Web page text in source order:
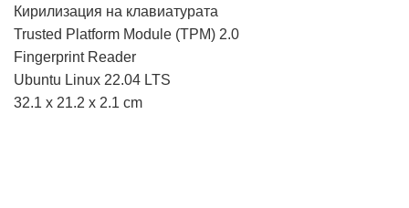
Кирилизация на клавиатурата
Trusted Platform Module (TPM) 2.0
Fingerprint Reader
Ubuntu Linux 22.04 LTS
32.1 x 21.2 x 2.1 cm